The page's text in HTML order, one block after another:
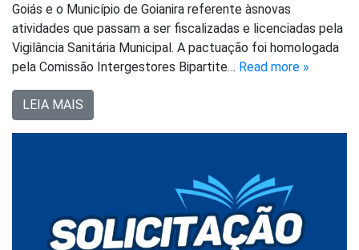
Goiás e o Município de Goianira referente àsnovas
atividades que passam a ser fiscalizadas e licenciadas pela
Vigilância Sanitária Municipal. A pactuação foi homologada
pela Comissão Intergestores Bipartite… Read more »
LEIA MAIS